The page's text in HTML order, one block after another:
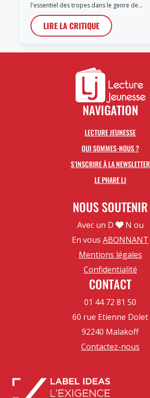
l'essentiel des tropes dans le genre de…
LIRE LA CRITIQUE
NAVIGATION
LECTURE JEUNESSE
QUI SOMMES-NOUS ?
S’INSCRIRE À LA NEWSLETTER
LE PHARE LJ
NOUS SOUTENIR
Avec un D
N ou
En vous ABONNANT
Mentions légales
Confidentialité
CONTACT
01 44 72 81 50
60 rue Etienne Dolet
92240 Malakoff
Contactez-nous